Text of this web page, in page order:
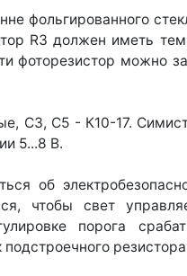
фольгированного
R3 должен иметь
можно
СЗ, С5 - К10-17.
5...8 В.
об
чтобы свет
порога